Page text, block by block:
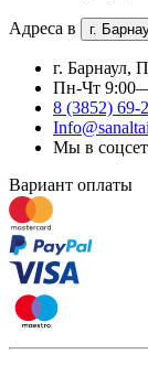
Адреса в г.
г. Барнаул,
Пн-Чт
8 (3852) 69-
Мы в
Вариант оплаты